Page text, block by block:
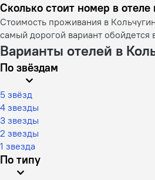
Сколько
Стоимость проживания в
самый дорогой вариант обойдется
Варианты отелей в
По звёздам
5 звёзд
4 звезды
3 звезды
2 звезды
1 звезда
По типу